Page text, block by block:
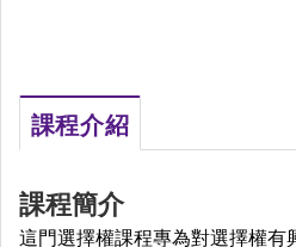
課程介紹
課程簡介
這門選擇權課程專為對選擇權有